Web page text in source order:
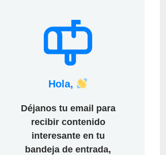
Hola,
Déjanos tu email para
recibir contenido
interesante en tu
bandeja de entrada,